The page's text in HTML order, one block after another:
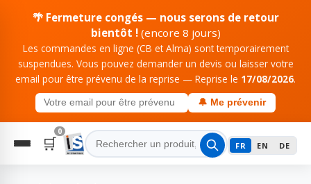
🌴 Fermeture congés — nous serons de retour
bientôt !(encore 8 jours)
Les commandes en ligne (CB et Alma) sont temporairement
suspendues. Vous pouvez demander un devis ou laisser votre
email pour être prévenu de la reprise — Reprise le 17/08/2026.
🔔 Me prévenir
🛒
0
FR EN DE